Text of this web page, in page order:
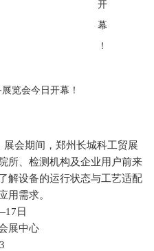
会期间，郑州长城科工贸展
所、检测机构及企业用户前来
解设备的运行状态与工艺适配
用需求。
日
展中心